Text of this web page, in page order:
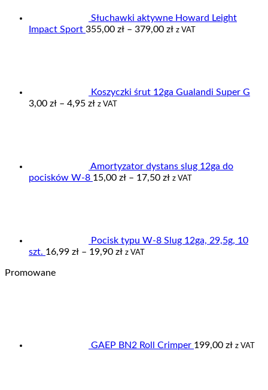
Słuchawki aktywne Howard Leight
Impact Sport 355,00 zł – 379,00 złZakres
z VAT
Koszyczki śrut 12ga Gualandi Super G
3,00 zł – 4,95 złZakres
z VAT
Amortyzator dystans slug 12ga do
pocisków W-8 15,00 zł – 17,50 złZakres
z VAT
Pocisk typu W-8 Slug 12ga, 29,5g, 10
szt. 16,99 zł – 19,90 złZakres
z VAT
Promowane
GAEP BN2 Roll Crimper 199,00 zł z VAT